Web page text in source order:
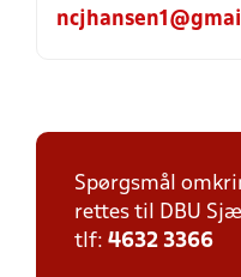
Spørgsmål
rettes til DBU
tlf: 4632 3366